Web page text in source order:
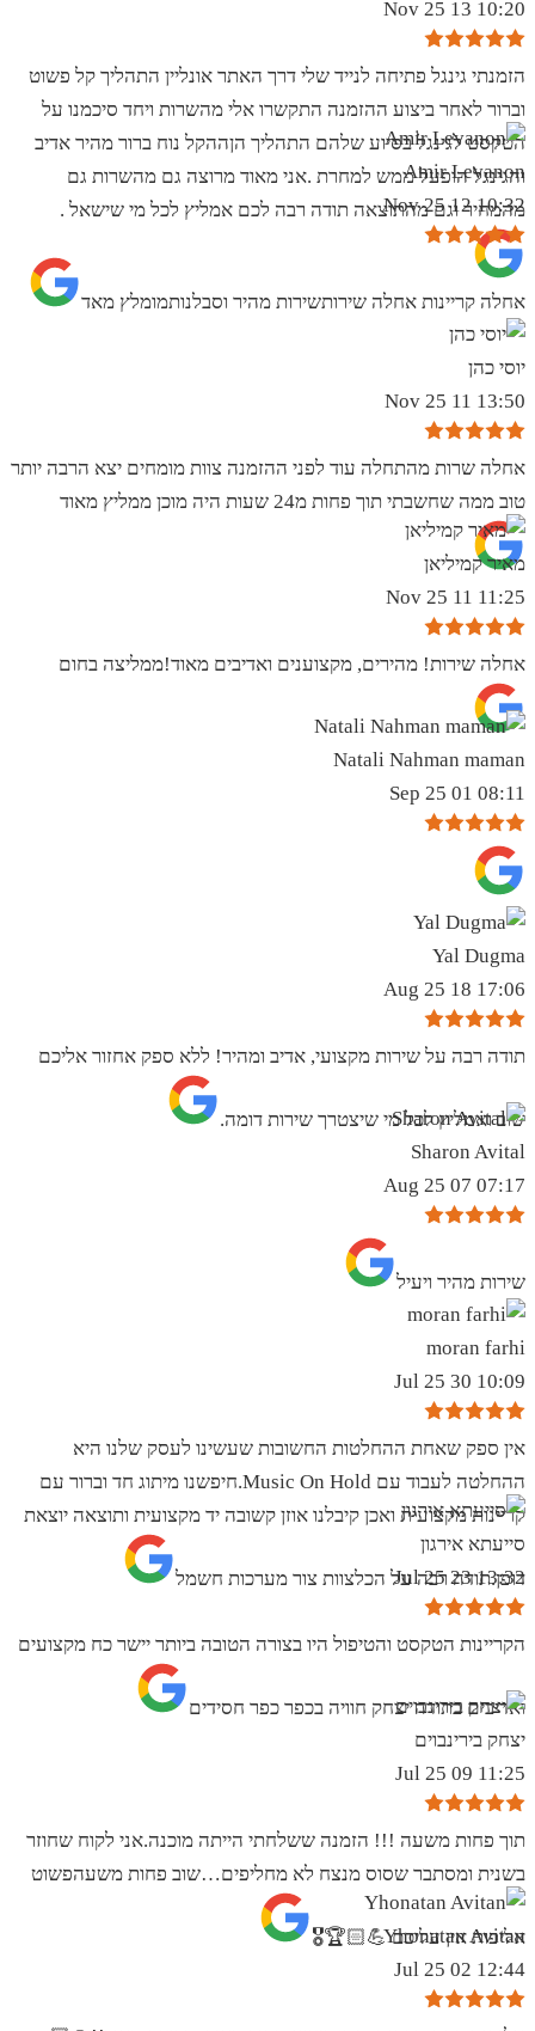
10:20 13 Nov 25
הזמנתי גינגל פתיחה לנייד שלי דרך האתר אונליין התהליך קל פשוט
וברור לאחר ביצוע ההזמנה התקשרו אלי מהשרות ויחד סיכמנו על
הטקסט לגינגל בסיוע שלהם התהליך הןההקל נוח ברור מהיר אדיב
והגינגל הופעל ממש למחרת .אני מאוד מרוצה גם מהשרות גם
מהמחיר וגם מהתוצאה תודה רבה לכם אמליץ לכל מי שישאל .
Amir Levanon
10:32 12 Nov 25
אחלה קריינות אחלה שירותשירות מהיר וסבלנותמומלץ מאד
יוסי כהן
13:50 11 Nov 25
אחלה שרות מהתחלה עוד לפני ההזמנה צוות מומחים יצא הרבה יותר
טוב ממה שחשבתי תוך פחות מ24 שעות היה מוכן ממליץ מאוד
מאיר קמיליאן
11:25 11 Nov 25
אחלה שירות! מהירים, מקצוענים ואדיבים מאוד!ממליצה בחום
Natali Nahman maman
08:11 01 Sep 25
Yal Dugma
17:06 18 Aug 25
תודה רבה על שירות מקצועי, אדיב ומהיר! ללא ספק אחזור אליכם
שוב ואמליץ לכל מי שיצטרך שירות דומה.
Sharon Avital
07:17 07 Aug 25
שירות מהיר ויעיל
moran farhi
10:09 30 Jul 25
אין ספק שאחת ההחלטות החשובות שעשינו לעסק שלנו היא
ההחלטה לעבוד עם Music On Hold.חיפשנו מיתוג חד וברור עם
קריינות מקצועית ואכן קיבלנו אוזן קשובה יד מקצועית ותוצאה יוצאת
דופן.תודה רבה על הכלצוות צור מערכות חשמל
סייעתא אירגון
13:32 23 Jul 25
הקריינות הטקסט והטיפול היו בצורה הטובה ביותר יישר כח מקצועים
ואדיבים בתודה יצחק חוויה בכפר כפר חסידים
יצחק בירינבוים
11:25 09 Jul 25
תוך פחות משעה !!! הזמנה ששלחתי הייתה מוכנה.אני לקוח שחוזר
בשנית ומסתבר שסוס מנצח לא מחליפים…שוב פחות משעהפשוט
אליפות אין עליכם 💪🏻🏆🎖
Yhonatan Avitan
12:44 02 Jul 25